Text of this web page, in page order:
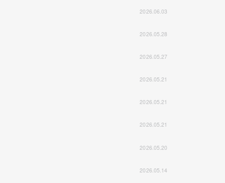
2026.06.03
2026.05.28
2026.05.27
2026.05.21
2026.05.21
2026.05.21
2026.05.20
2026.05.14